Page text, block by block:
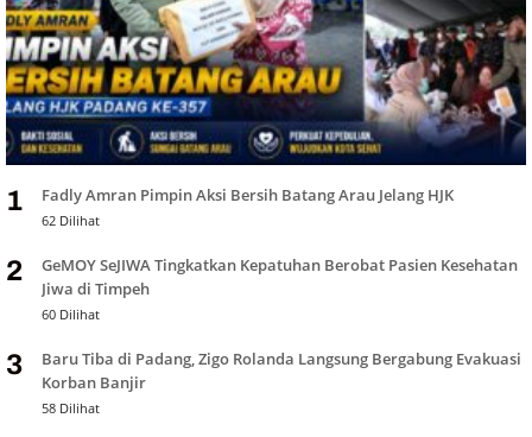
1 Fadly Amran Pimpin Aksi Bersih Batang Arau Jelang HJK
62 Dilihat
2
GeMOY SeJIWA Tingkatkan Kepatuhan Berobat Pasien Kesehatan
Jiwa di Timpeh
60 Dilihat
3
Baru Tiba di Padang, Zigo Rolanda Langsung Bergabung Evakuasi
Korban Banjir
58 Dilihat